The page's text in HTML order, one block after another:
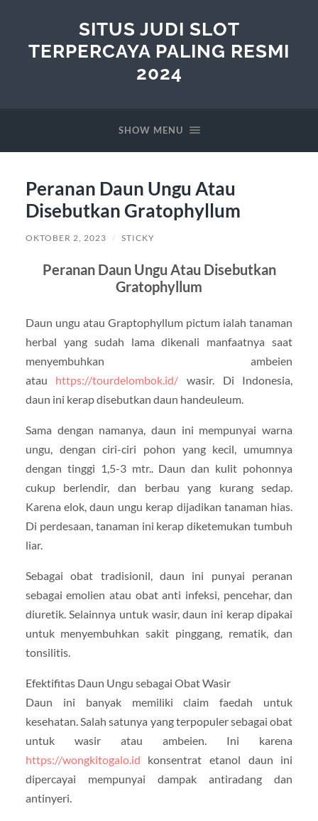
SITUS JUDI SLOT
TERPERCAYA PALING RESMI
2024
SHOW MENU
Peranan Daun Ungu Atau
Disebutkan Gratophyllum
OKTOBER 2, 2023 / STICKY
Peranan Daun Ungu Atau Disebutkan
Gratophyllum
Daun ungu atau Graptophyllum pictum ialah tanaman
herbal yang sudah lama dikenali manfaatnya saat
menyembuhkan ambeien
atau https://tourdelombok.id/ wasir. Di Indonesia,
daun ini kerap disebutkan daun handeuleum.
Sama dengan namanya, daun ini mempunyai warna
ungu, dengan ciri-ciri pohon yang kecil, umumnya
dengan tinggi 1,5-3 mtr.. Daun dan kulit pohonnya
cukup berlendir, dan berbau yang kurang sedap.
Karena elok, daun ungu kerap dijadikan tanaman hias.
Di perdesaan, tanaman ini kerap diketemukan tumbuh
liar.
Sebagai obat tradisionil, daun ini punyai peranan
sebagai emolien atau obat anti infeksi, pencehar, dan
diuretik. Selainnya untuk wasir, daun ini kerap dipakai
untuk menyembuhkan sakit pinggang, rematik, dan
tonsilitis.
Efektifitas Daun Ungu sebagai Obat Wasir
Daun ini banyak memiliki claim faedah untuk
kesehatan. Salah satunya yang terpopuler sebagai obat
untuk wasir atau ambeien. Ini karena
https://wongkitogalo.id konsentrat etanol daun ini
dipercayai mempunyai dampak antiradang dan
antinyeri.